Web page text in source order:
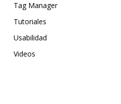
Tag Manager
Tutoriales
Usabilidad
Videos